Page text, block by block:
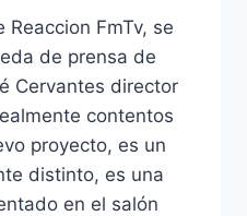
FmTv, se
de prensa de
Cervantes director
contentos
proyecto, es un
distinto, es una
en el salón